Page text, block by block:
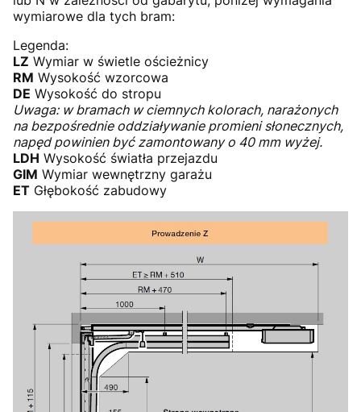
wymiarowe dla tych bram:
Legenda:
LZ Wymiar w świetle ościeżnicy
RM Wysokość wzorcowa
DE Wysokość do stropu
Uwaga: w bramach w ciemnych kolorach, narażonych
na bezpośrednie oddziaływanie promieni słonecznych,
napęd powinien być zamontowany o 40 mm wyżej.
LDH Wysokość światła przejazdu
GIM Wymiar wewnętrzny garażu
ET Głębokość zabudowy